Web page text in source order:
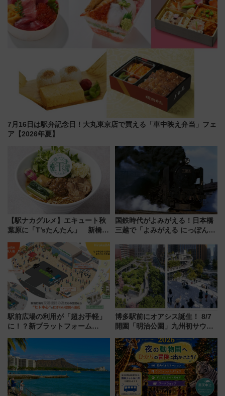
7月16日は駅弁記念日！大丸東京店で買える「車中映え弁当」フェ
ア【2026年夏】
【駅ナカグルメ】エキュート秋
葉原に「T’sたんたん」 新橋に
饅」、オムライス専門店「肉と
たまご」新グルメ続々登場！
【2026年8月】
国鉄時代がよみがえる！日本橋
三越で「よみがえる にっぽんの
敬の名作写真も、駅弁フェスも
同時開催！
駅前広場の利用が「超お手軽」
に！？新プラットフォーム
マホで簡単申請 物販や演奏会な
どに【JR東日本】
博多駅前にオアシス誕生！ 8/7
開園「明治公園」九州初サウナ
品グルメ登場で駅前の過ごし方
はどう変わる？